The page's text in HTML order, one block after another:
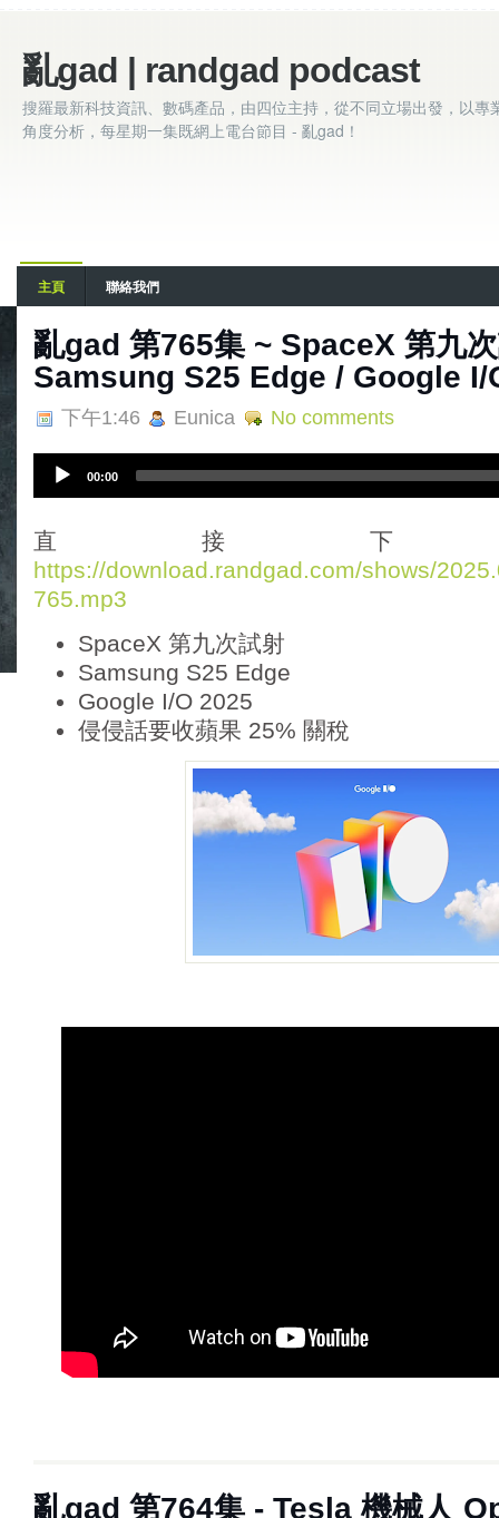
亂gad | randgad podcast
搜羅最新科技資訊、數碼產品，由四位主持，從不同立場出發，以專
角度分析，每星期一集既網上電台節目 - 亂gad！
主頁 聯絡我們
亂‌‌‌gad‌‌‌ ‌‌‌‌‌第‌‌‌765集 ~ SpaceX 第九
Samsung S25 Edge / Google I/
下午1:46 Eunica No comments
i
o
P
l
00:00
直接
https://download.randgad.com/shows/
765.mp3
SpaceX 第九次試射
Samsung S25 Edge
Google I/O 2025
侵侵話要收蘋果 25% 關稅
亂‌‌‌gad‌‌‌ ‌‌‌‌‌第764集 - Tesla 機械人